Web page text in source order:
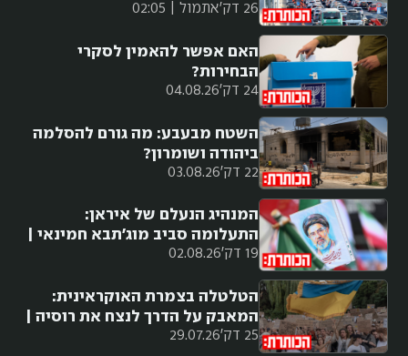
26 דק' אתמול | 02:05בנייה?
24 דק' 04.08.26
האם אפשר להאמין לסקרי
הבחירות?
22 דק' 03.08.26
השטח מבעבע: מה גורם להסלמה
ביהודה ושומרון?
19 דק' 02.08.26
המנהיג הנעלם של איראן:
התעלומה סביב מוג'תבא חמינאי |
עם בני סבטי
25 דק' 29.07.26
הטלטלה בצמרת האוקראינית:
המאבק על הדרך לנצח את רוסיה |
עם יאיר נבות